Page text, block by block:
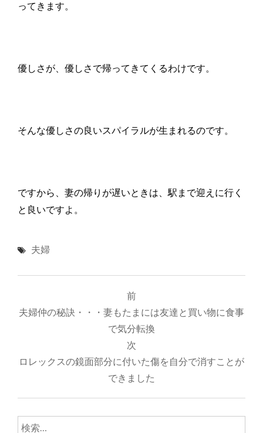
ってきます。
優しさが、優しさで帰ってきてくるわけです。
そんな優しさの良いスパイラルが生まれるのです。
ですから、妻の帰りが遅いときは、駅まで迎えに行く
と良いですよ。
夫婦
稿
ビ
ー
シ
前
夫婦仲の秘訣・・・妻もたまには友達と買い物に食事
で気分転換
次
ロレックスの鏡面部分に付いた傷を自分で消すことが
できました
検